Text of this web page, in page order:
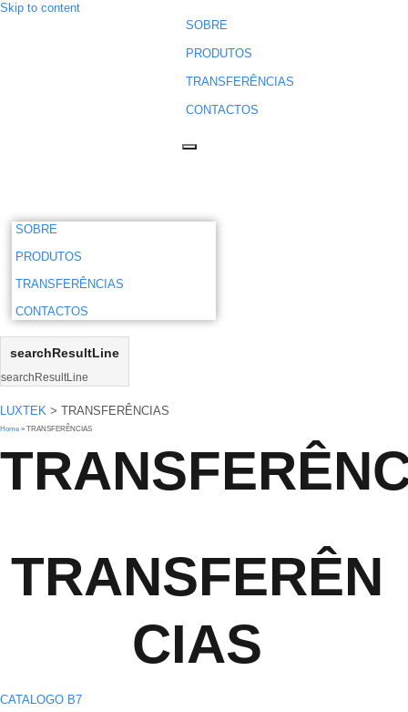
Skip to content
SOBRE
PRODUTOS
TRANSFERÊNCIAS
CONTACTOS
Navigation
SOBRE
PRODUTOS
TRANSFERÊNCIAS
CONTACTOS
searchResultLine
searchResultLine
LUXTEK > TRANSFERÊNCIAS
Home » TRANSFERÊNCIAS
TRANSFERÊN
CIAS
CATALOGO B7